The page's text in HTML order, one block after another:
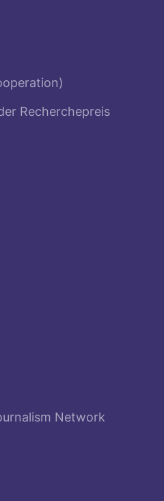
Recherchepreis
Network